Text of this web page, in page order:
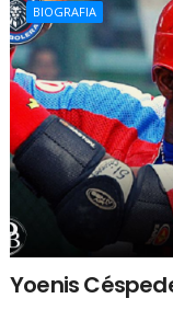
BIOGRAFIA
Yoenis